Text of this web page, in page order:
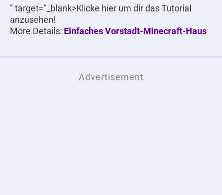
" target="_blank>Klicke hier um dir das Tutorial
anzusehen!
More Details: Einfaches Vorstadt-Minecraft-Haus